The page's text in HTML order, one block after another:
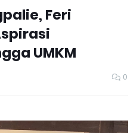
Feri
UMKM
0